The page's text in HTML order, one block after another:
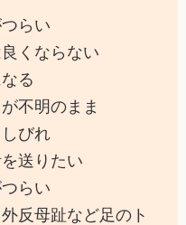
らい
くならない
る
不明のまま
びれ
送りたい
らい
反母趾など足のト